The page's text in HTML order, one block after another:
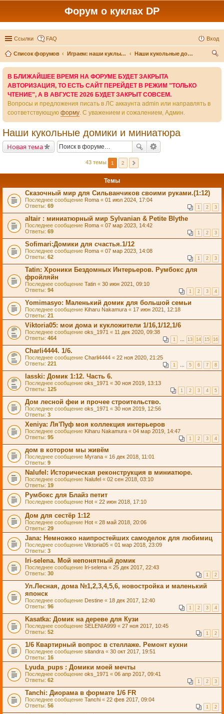
Форум о куклах DP
Ссылки FAQ Вход
Список форумов Играем: наши куклы и игры вокруг них
Наши кукольные домики и миниатюра
В БЛИЖАЙШЕЕ ВРЕМЯ НА ФОРУМЕ БУДЕТ ЗАКРЫТА
АВТОРИЗАЦИЯ, ТО ЕСТЬ САЙТ ПЕРЕЙДЕТ В РЕЖИМ "ТОЛЬКО
ЧТЕНИЕ", А В АВГУСТЕ 2026 БУДЕТ ЗАКРЫТ СОВСЕМ.
Вопросы и предложения писать в ЛС аккаунта admin или направлять в
соответствующую форму. С уважением и сожалением, Админ.
Наши кукольные домики и миниатюра
Новая тема
43 темы 1 2
Темы
Сказочный мир для Сильванчиков своими руками.(1:12)
Последнее сообщение Roma « 01 июл 2024, 17:04
Ответы: 69 1 2 3
altair : миниатюрный мир Sylvanian & Petite Blythe
Последнее сообщение Roma « 07 мар 2023, 14:42
Ответы: 69 1 2 3
Sofimari:Домики для счастья.1/12
Последнее сообщение Roma « 07 мар 2023, 14:08
Ответы: 62 1 2 3
Tatin: Хроники Бездомных Интерьеров. Румбокс для
фройляйн
Последнее сообщение Tatin « 30 июн 2021, 09:10
Ответы: 94 1 2 3 4
Yomimasyo: Маленький домик для большой семьи
Последнее сообщение Kiharu Nakamura « 17 июн 2021, 12:18
Ответы: 21
Viktoria05: мои дома и кукложители 1/16,1/12,1/6
Последнее сообщение oks_1971 « 11 дек 2020, 09:38
Ответы: 464 1 … 13 14 15 16
Charli4444. 1/6.
Последнее сообщение Charli4444 « 22 ноя 2020, 21:25
Ответы: 221 1 … 5 6 7 8
lasski: Домик 1:12. Часть 6.
Последнее сообщение oks_1971 « 30 ноя 2019, 13:13
Ответы: 125 1 2 3 4 5
Дом лесной феи и прочее строительство.
Последнее сообщение oks_1971 « 30 ноя 2019, 12:56
Ответы: 3
Xeniya: Ля'Пуф моя коллекция интерьеров
Последнее сообщение Kiharu Nakamura « 04 мар 2019, 14:47
Ответы: 95 1 2 3 4
дом в котором мы живём
Последнее сообщение Myrana « 16 дек 2018, 11:01
Ответы: 9
Nalufel: Историческая реконструкция в миниатюре.
Последнее сообщение Nalufel « 02 сен 2018, 03:10
Ответы: 19
Румбокс для Блайз петит
Последнее сообщение Hot « 22 июн 2018, 17:10
Дом для сестёр 1:12
Последнее сообщение Hot « 28 май 2018, 20:06
Ответы: 29
Jana: Немножко наипростейших самоделок для любимиц
Последнее сообщение Viktoria05 « 01 мар 2018, 23:09
Ответы: 3
Iri-selena. Мой непонятный домик
Последнее сообщение Iri-selena « 25 дек 2017, 22:43
Ответы: 30 1 2
Ул.Лесная, дома №1,2,3,4,5,6, новостройка и маленький
японск
Последнее сообщение Destine « 18 дек 2017, 12:40
Ответы: 96 1 2 3 4
Kasatka: Домик на дереве для Кузи
Последнее сообщение SELENIA999 « 27 ноя 2017, 10:45
Ответы: 52 1 2
1/6 Квартирный вопрос в стеллаже. Ремонт кухни
Последнее сообщение sitandra « 30 окт 2017, 19:51
Ответы: 16
Lyuda_pups : Домики моей мечты
Последнее сообщение oks_1971 « 06 апр 2017, 09:41
Ответы: 62 1 2 3
Tanchi: Диорама в формате 1/6 FR
Последнее сообщение Tanchi « 22 фев 2017, 09:04
Ответы: 56 1 2